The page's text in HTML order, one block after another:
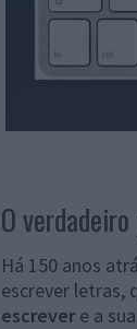
O
Há 150 anos
escrever letras,
escrever e a